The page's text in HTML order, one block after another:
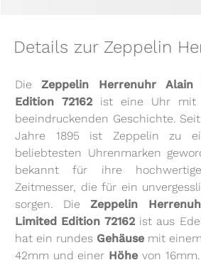
Details zur Zeppelin
DieZeppelin Herrenuhr Alain
Edition 72162 ist eine Uhr mit
beeindruckenden Geschichte.
Jahre 1895 ist Zeppelin zu
beliebtesten Uhrenmarken
bekannt für ihre
Zeitmesser, die für ein
sorgen. DieZeppelin
Limited Edition 72162 ist aus
hat ein rundes Gehäuse mit einem
42mm und einer Höhe von